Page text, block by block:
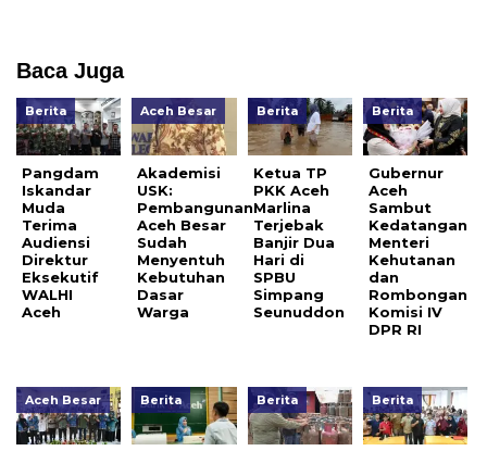
Baca Juga
Berita
Pangdam
Iskandar
Muda
Terima
Audiensi
Direktur
Eksekutif
WALHI
Aceh
Aceh Besar
Akademisi
USK:
Pembangunan
Aceh Besar
Sudah
Menyentuh
Kebutuhan
Dasar
Warga
Berita
Ketua TP
PKK Aceh
Marlina
Terjebak
Banjir Dua
Hari di
SPBU
Simpang
Seunuddon
Berita
Gubernur
Aceh
Sambut
Kedatangan
Menteri
Kehutanan
dan
Rombongan
Komisi IV
DPR RI
Aceh Besar Berita Berita Berita